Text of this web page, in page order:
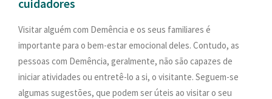
cuidadores
Visitar alguém com Demência e os seus familiares é
importante para o bem-estar emocional deles. Contudo, as
pessoas com Demência, geralmente, não são capazes de
iniciar atividades ou entretê-lo a si, o visitante. Seguem-se
algumas sugestões, que podem ser úteis ao visitar o seu